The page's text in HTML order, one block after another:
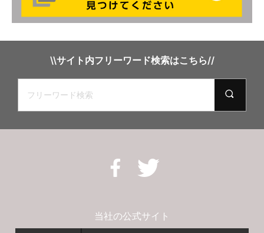
\\サイト内フリーワード検索はこちら//
当社の公式サイト